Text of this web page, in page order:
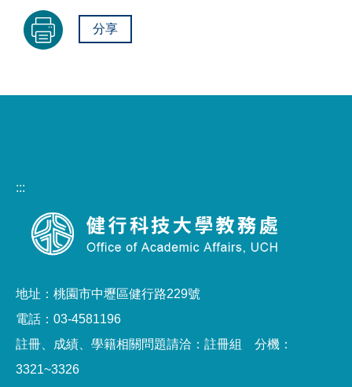
分享
:::
地址：桃園市中壢區健行路229號
電話：03-4581196
註冊、成績、學籍相關問題請洽：註冊組 分機：
3321~3326